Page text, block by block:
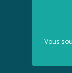
Vous